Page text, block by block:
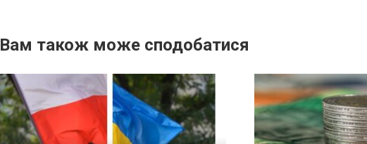
Вам також може сподобатися